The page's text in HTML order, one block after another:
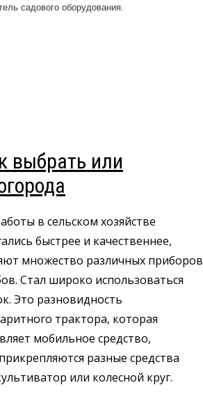
садового оборудования.
выбрать или
в сельском хозяйстве
быстрее и качественнее,
множество различных приборов
Стал широко использоваться
Это разновидность
трактора, которая
мобильное средство,
разные средства
или колесной круг.